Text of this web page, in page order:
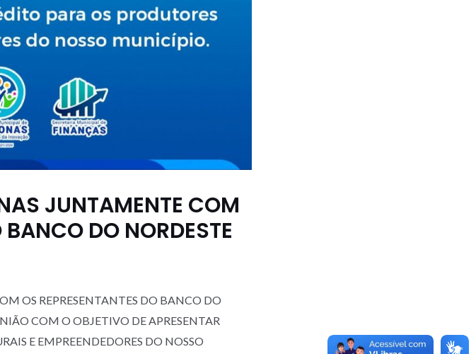
JUNTAMENTE COM
BANCO DO NORDESTE
OS REPRESENTANTES DO BANCO DO
COM O OBJETIVO DE APRESENTAR
E EMPREENDEDORES DO NOSSO